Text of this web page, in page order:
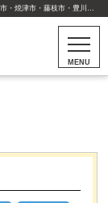
富士宮市不動産売却の事例【不要財産：中古住宅】 | 浜松市・磐田市・静岡市・焼津市・藤枝市・豊川市・豊橋市の不動産はセンチュリー21中央不動産
MENU